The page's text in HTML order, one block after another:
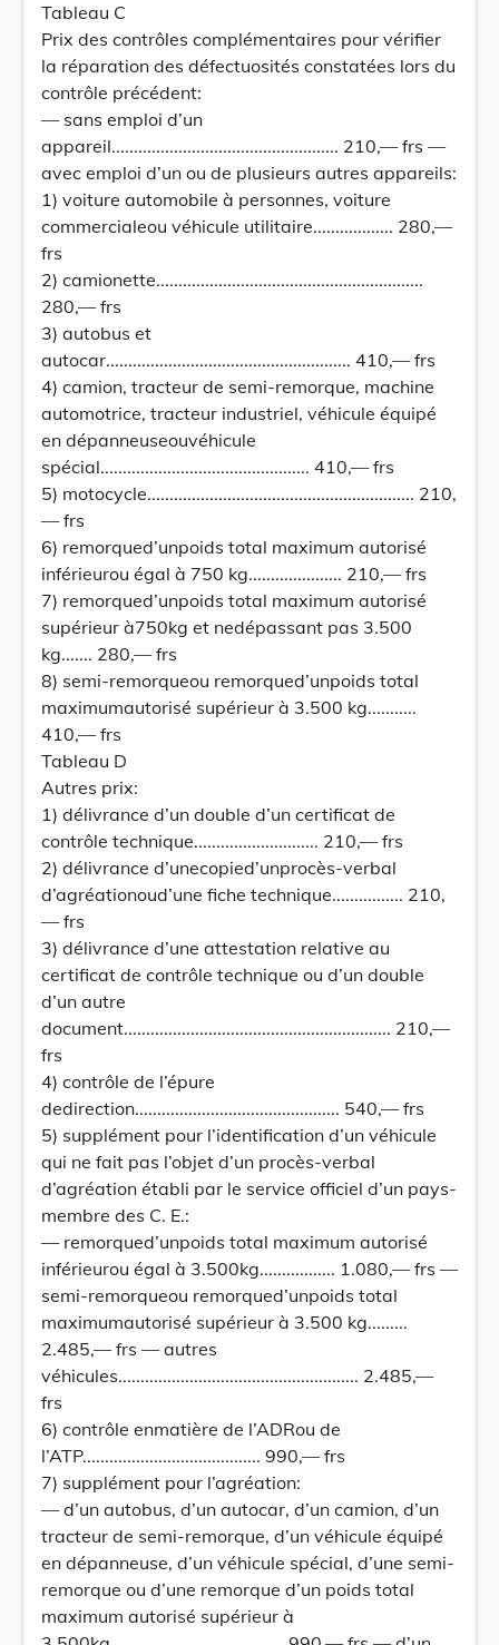
Tableau C
Prix des contrôles complémentaires pour vérifier
la réparation des défectuosités constatées lors du
contrôle précédent:
— sans emploi d’un
appareil................................................... 210,— frs —
avec emploi d’un ou de plusieurs autres appareils:
1) voiture automobile à personnes, voiture
commercialeou véhicule utilitaire.................. 280,—
frs
2) camionette............................................................
280,— frs
3) autobus et
autocar....................................................... 410,— frs
4) camion, tracteur de semi-remorque, machine
automotrice, tracteur industriel, véhicule équipé
en dépanneuseouvéhicule
spécial............................................... 410,— frs
5) motocycle............................................................ 210,
— frs
6) remorqued’unpoids total maximum autorisé
inférieurou égal à 750 kg..................... 210,— frs
7) remorqued’unpoids total maximum autorisé
supérieur à750kg et nedépassant pas 3.500
kg....... 280,— frs
8) semi-remorqueou remorqued’unpoids total
maximumautorisé supérieur à 3.500 kg...........
410,— frs
Tableau D
Autres prix:
1) délivrance d’un double d’un certificat de
contrôle technique............................ 210,— frs
2) délivrance d’unecopied’unprocès-verbal
d’agréationoud’une fiche technique................ 210,
— frs
3) délivrance d’une attestation relative au
certificat de contrôle technique ou d’un double
d’un autre
document............................................................ 210,—
frs
4) contrôle de l’épure
dedirection.............................................. 540,— frs
5) supplément pour l’identification d’un véhicule
qui ne fait pas l’objet d’un procès-verbal
d’agréation établi par le service officiel d’un pays-
membre des C. E.:
— remorqued’unpoids total maximum autorisé
inférieurou égal à 3.500kg................. 1.080,— frs —
semi-remorqueou remorqued’unpoids total
maximumautorisé supérieur à 3.500 kg.........
2.485,— frs — autres
véhicules...................................................... 2.485,—
frs
6) contrôle enmatière de l’ADRou de
l’ATP........................................ 990,— frs
7) supplément pour l’agréation:
— d’un autobus, d’un autocar, d’un camion, d’un
tracteur de semi-remorque, d’un véhicule équipé
en dépanneuse, d’un véhicule spécial, d’une semi-
remorque ou d’une remorque d’un poids total
maximum autorisé supérieur à